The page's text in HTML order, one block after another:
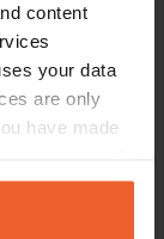
content
your data
are only
have made
clicking on